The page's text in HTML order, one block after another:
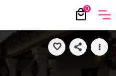
0
local_mall
favorite share more_vert